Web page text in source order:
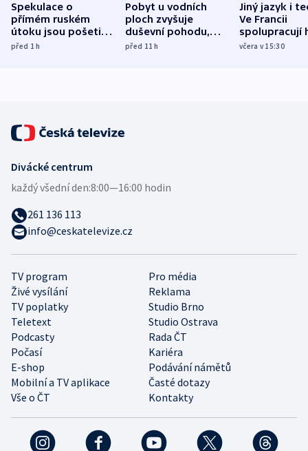
Spekulace o
přímém ruském
útoku jsou pošetilé,
míní estonský
před 1h
Pobyt u vodních
ploch zvyšuje
duševní pohodu,
ukázala
před 11h
Jiný jazyk i
Ve Francii
spolupracují
různých zemí
včera v 15:30
TV program
Pro média
Živé vysílání
Reklama
TV poplatky
Studio Brno
Teletext
Studio Ostrava
Podcasty
Rada ČT
Počasí
Kariéra
E-shop
Podávání námětů
Mobilní a TV aplikace
Časté dotazy
Vše o ČT
Kontakty
Divácké centrum
každý všední den:8:00—16:00 hodin
261 136 113
info@ceskatelevize.cz